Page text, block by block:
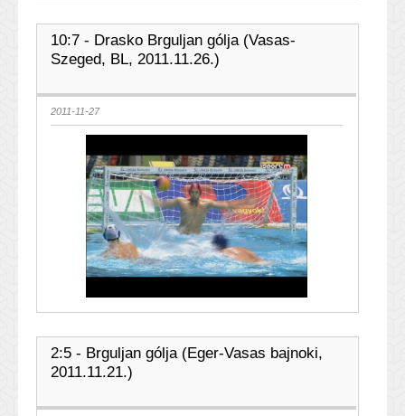
10:7 - Drasko Brguljan gólja (Vasas-
Szeged, BL, 2011.11.26.)
2011-11-27
2:5 - Brguljan gólja (Eger-Vasas bajnoki,
2011.11.21.)